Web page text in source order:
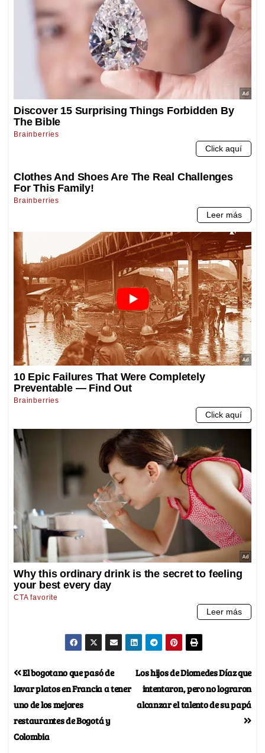
Los hijos de Diomedes Díaz que
intentaron, pero no lograron
alcanzar el talento de su papá
El bogotano que pasó de
lavar platos en Francia a tener
uno de los mejores
restaurantes de Bogotá y
Colombia